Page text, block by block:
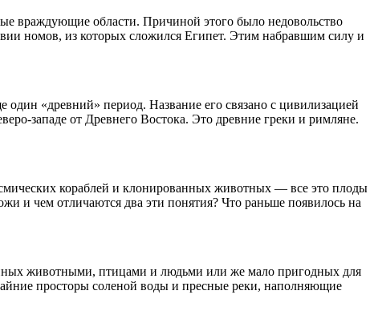
враждующие области. Причиной этого было недовольство
номов, из которых сложился Египет. Этим набравшим силу и
«древний» период. Название его связано с цивилизацией
западе от Древнего Востока. Это древние греки и римляне.
кораблей и клонированных животных — все это плоды
и чем отличаются два эти понятия? Что раньше появилось на
животными, птицами и людьми или же мало пригодных для
просторы соленой воды и пресные реки, наполняющие